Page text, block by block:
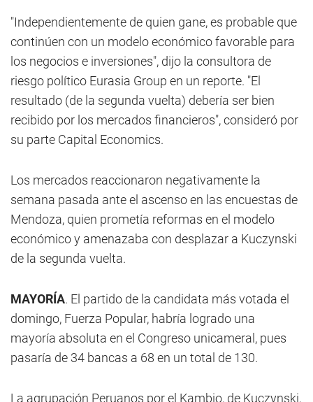
"Independientemente de quien gane, es probable que
continúen con un modelo económico favorable para
los negocios e inversiones", dijo la consultora de
riesgo político Eurasia Group en un reporte. "El
resultado (de la segunda vuelta) debería ser bien
recibido por los mercados financieros", consideró por
su parte Capital Economics.
Los mercados reaccionaron negativamente la
semana pasada ante el ascenso en las encuestas de
Mendoza, quien prometía reformas en el modelo
económico y amenazaba con desplazar a Kuczynski
de la segunda vuelta.
MAYORÍA. El partido de la candidata más votada el
domingo, Fuerza Popular, habría logrado una
mayoría absoluta en el Congreso unicameral, pues
pasaría de 34 bancas a 68 en un total de 130.
La agrupación Peruanos por el Kambio, de Kuczynski,